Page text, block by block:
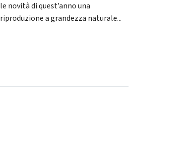
le novità di quest’anno una
riproduzione a grandezza naturale...